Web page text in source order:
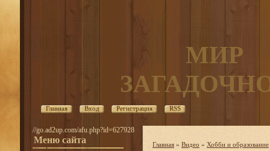
МИР
Главная Вход Регистрация RSS
//go.ad2up.com/afu.php?id=627928
Меню сайта Главная » Видео » Хобби и образование